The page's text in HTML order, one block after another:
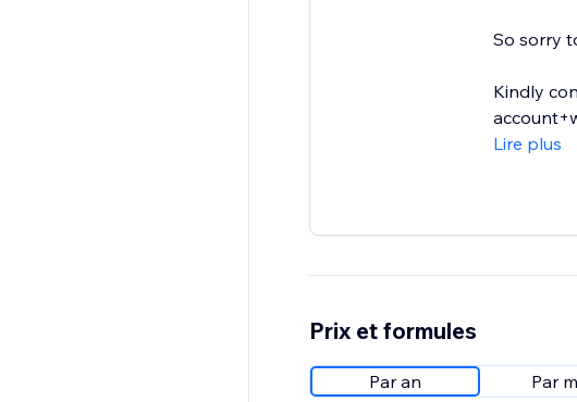
So sorry
Kindly
Lire plus
Prix et formules
Par an Par